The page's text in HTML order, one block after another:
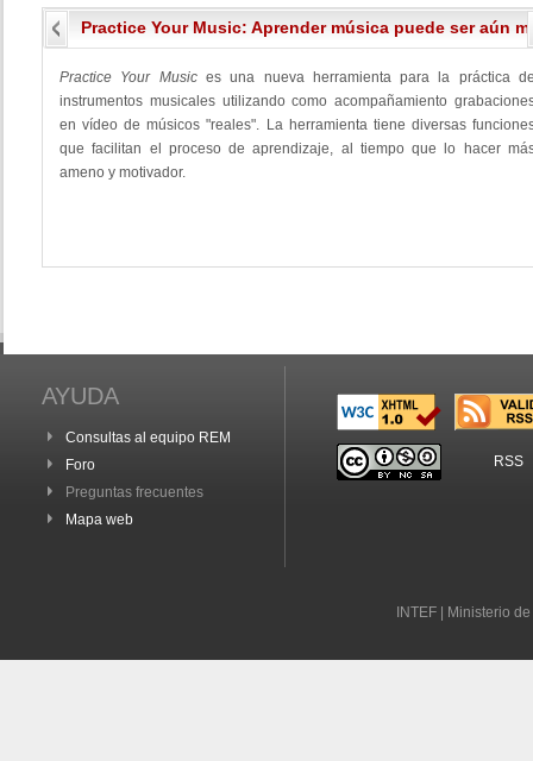
Practice Your Music: Aprender música puede ser aún
Practice Your Music es una nueva herramienta para la práctica
instrumentos musicales utilizando como acompañamiento
en vídeo de músicos "reales". La herramienta tiene diversas
que facilitan el proceso de aprendizaje, al tiempo que lo hacer
ameno y motivador.
AYUDA
Consultas al equipo REM
Foro
Preguntas frecuentes
Mapa web
RSS
INTEF | Ministerio